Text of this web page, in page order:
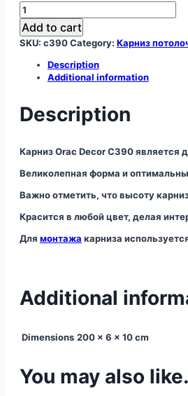
Карниз
C390
quantity
Add to cart
SKU: c390Category: Карниз
Description
Additional information
Description
Карниз Orac Decor C390 является
Великолепная форма и
Важно отметить, что высоту
Красится в любой цвет, делая
Для монтажа карниза
Additional
Dimensions 200 × 6 × 10 cm
You may also